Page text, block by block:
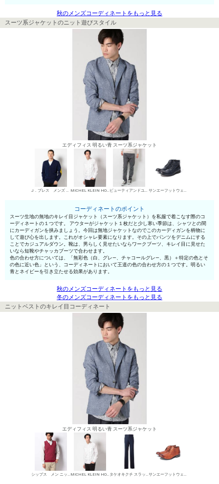
秋のメンズコーディネートをもっと見る
スーツ系ジャケットのニット遊びスタイル
エディフィス 明るい青 スーツ系ジャケット
J．プレス メンズ カーディガン MICHEL KLEIN HOMME シャツ ビューティアンドユース ユナイテッドアローズ デニムパンツ・ジーンズ サンエーフットウェア ワークブーツ
コーディネートのポイント
スーツ生地の無地のキレイ目ジャケット（スーツ系ジャケット）を私服で着こなす際のコ
ーディネートの１つです。 アウターがジャケット１枚だと少し寒い季節は、シャツとの間
にカーディガンを挟みましょう。今回は無地ジャケットなのでこのカーディガンを柄物に
して遊び心を出します。これがオシャレ要素になります。その上でパンツをデニムにする
ことでカジュアルダウン。靴は、男らしく見せたいならワークブーツ、キレイ目に見せた
いなら短靴やチャッカブーツで合わせます。
色の合わせ方については、「無彩色（白、グレ—、チャコールグレ—、黒）＋特定の色とそ
の色に近い色」という、コーディネートにおいて王道の色の合わせ方の１つです。明るい
青とネイビーを引き立たせる効果があります。
秋のメンズコーディネートをもっと見る
冬のメンズコーディネートをもっと見る
ニットベストのキレイ目コーディネート
エディフィス 明るい青 スーツ系ジャケット
シップス メン ニットベスト（前閉じ） MICHEL KLEIN HOMME シャツ タケオキクチ スラックス サンエーフットウェア 短靴・レザーシューズ